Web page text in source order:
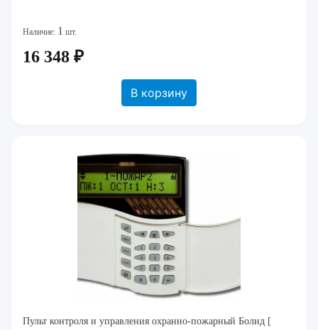
Наличие: 1 шт.
16 348 ₽
В корзину
Пульт контроля и управления охранно-пожарный Болид [